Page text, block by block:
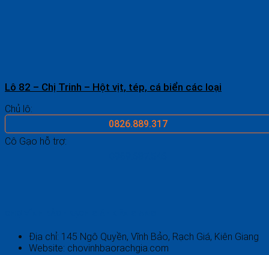
Lô 82 – Chị Trinh – Hột vịt, tép, cá biển các loại
Chủ lô:
0826.889.317
Cô Gạo hỗ trợ:
Địa chỉ: 145 Ngô Quyền, Vĩnh Bảo, Rạch Giá, Kiên Giang
Website: chovinhbaorachgia.com